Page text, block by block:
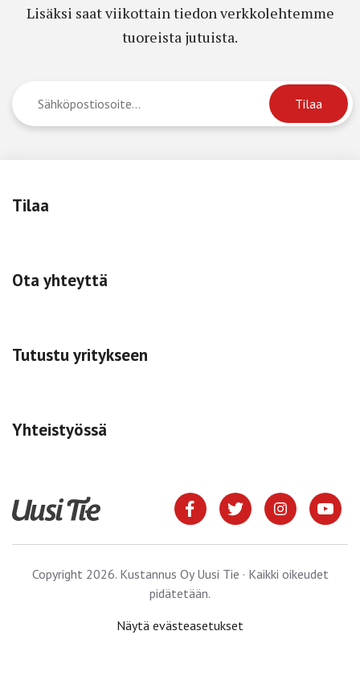
Lisäksi saat viikottain tiedon verkkolehtemme
tuoreista jutuista.
Tilaa
Ota yhteyttä
Tutustu yritykseen
Yhteistyössä
Copyright 2026. Kustannus Oy Uusi Tie · Kaikki oikeudet
pidätetään.
Näytä evästeasetukset